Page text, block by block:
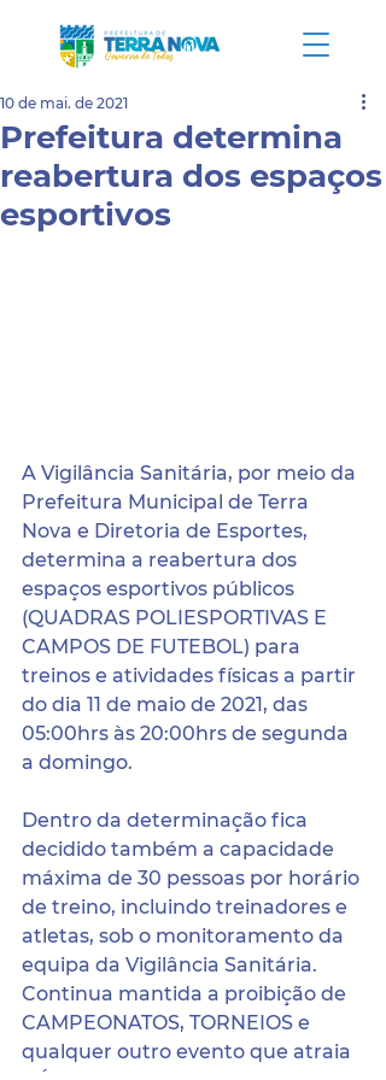
Prefeitura determina
reabertura dos espaços
esportivos
10 de mai. de 2021
A Vigilância Sanitária, por meio da
Prefeitura Municipal de Terra
Nova e Diretoria de Esportes,
determina a reabertura dos
espaços esportivos públicos
(QUADRAS POLIESPORTIVAS E
CAMPOS DE FUTEBOL) para
treinos e atividades físicas a partir
do dia 11 de maio de 2021, das
05:00hrs às 20:00hrs de segunda
a domingo.
Dentro da determinação fica
decidido também a capacidade
máxima de 30 pessoas por horário
de treino, incluindo treinadores e
atletas, sob o monitoramento da
equipa da Vigilância Sanitária.
Continua mantida a proibição de
CAMPEONATOS, TORNEIOS e
qualquer outro evento que atraia